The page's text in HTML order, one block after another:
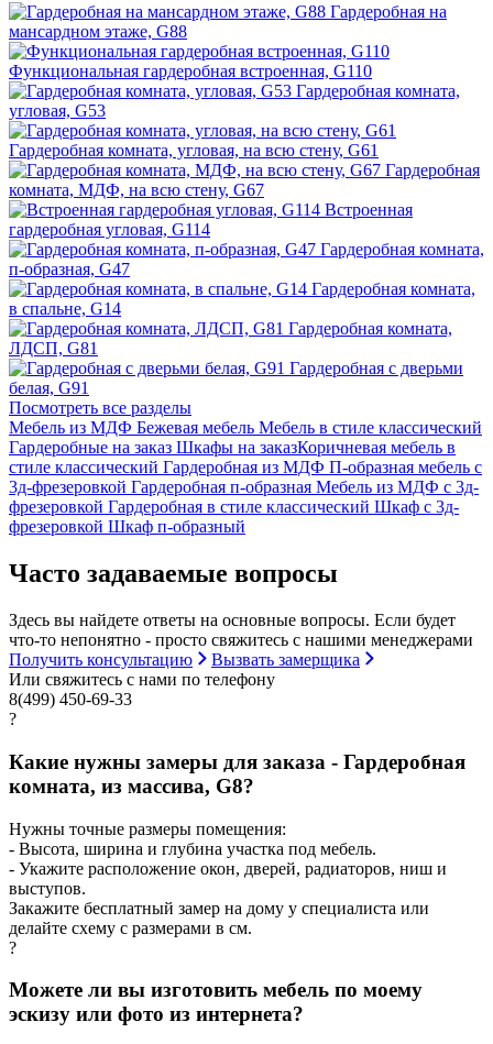
Гардеробная на
мансардном этаже, G88
Функциональная гардеробная встроенная, G110
Гардеробная комната,
угловая, G53
Гардеробная комната, угловая, на всю стену, G61
Гардеробная
комната, МДФ, на всю стену, G67
Встроенная
гардеробная угловая, G114
Гардеробная комната,
п-образная, G47
Гардеробная комната,
в спальне, G14
Гардеробная комната,
ЛДСП, G81
Гардеробная с дверьми
белая, G91
Посмотреть все разделы
Мебель из МДФ Бежевая мебель Мебель в стиле классический
Гардеробные на заказ Шкафы на заказКоричневая мебель в
стиле классический Гардеробная из МДФ П-образная мебель с
3д-фрезеровкой Гардеробная п-образная Мебель из МДФ с 3д-
фрезеровкой Гардеробная в стиле классический Шкаф с 3д-
фрезеровкой Шкаф п-образный
Часто задаваемые вопросы
Здесь вы найдете ответы на основные вопросы. Если будет
что-то непонятно - просто свяжитесь с нашими менеджерами
Получить консультацию
Вызвать замерщика
Или свяжитесь с нами по телефону
8(499) 450-69-33
?
Какие нужны замеры для заказа - Гардеробная
комната, из массива, G8?
Нужны точные размеры помещения:
- Высота, ширина и глубина участка под мебель.
- Укажите расположение окон, дверей, радиаторов, ниш и
выступов.
Закажите бесплатный замер на дому у специалиста или
делайте схему с размерами в см.
?
Можете ли вы изготовить мебель по моему
эскизу или фото из интернета?